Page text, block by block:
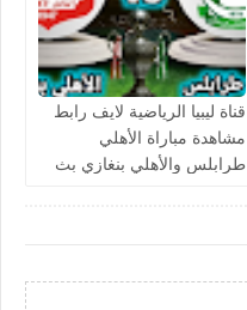
قناة ليبيا الرياضية لايف رابط
مشاهدة مباراة الأهلي
طرابلس والأهلي بنغازي بث